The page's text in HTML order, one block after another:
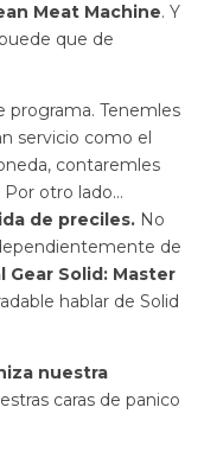
Meat Machine. Y
que de
programa. Tenemles
servicio como el
contaremles
Por otro lado…
de preciles. No
de
Gear Solid: Master
hablar de Solid
nuestra
caras de panico